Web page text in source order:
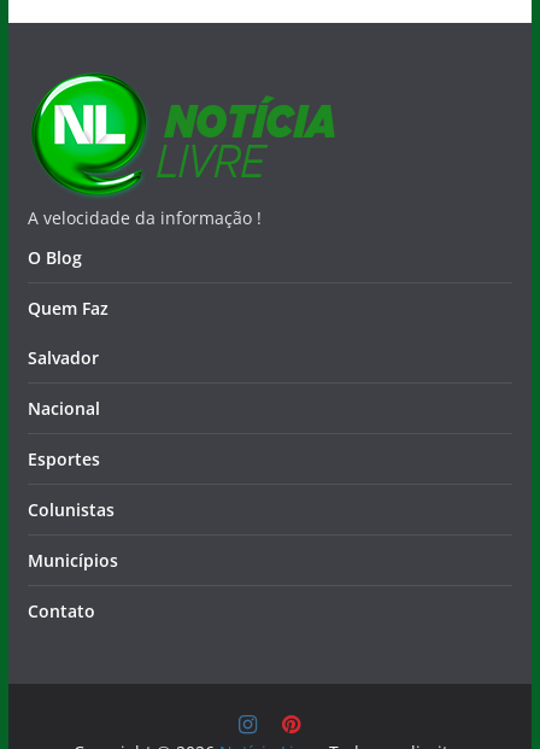
A velocidade da informação !
O Blog
Quem Faz
Salvador
Nacional
Esportes
Colunistas
Municípios
Contato